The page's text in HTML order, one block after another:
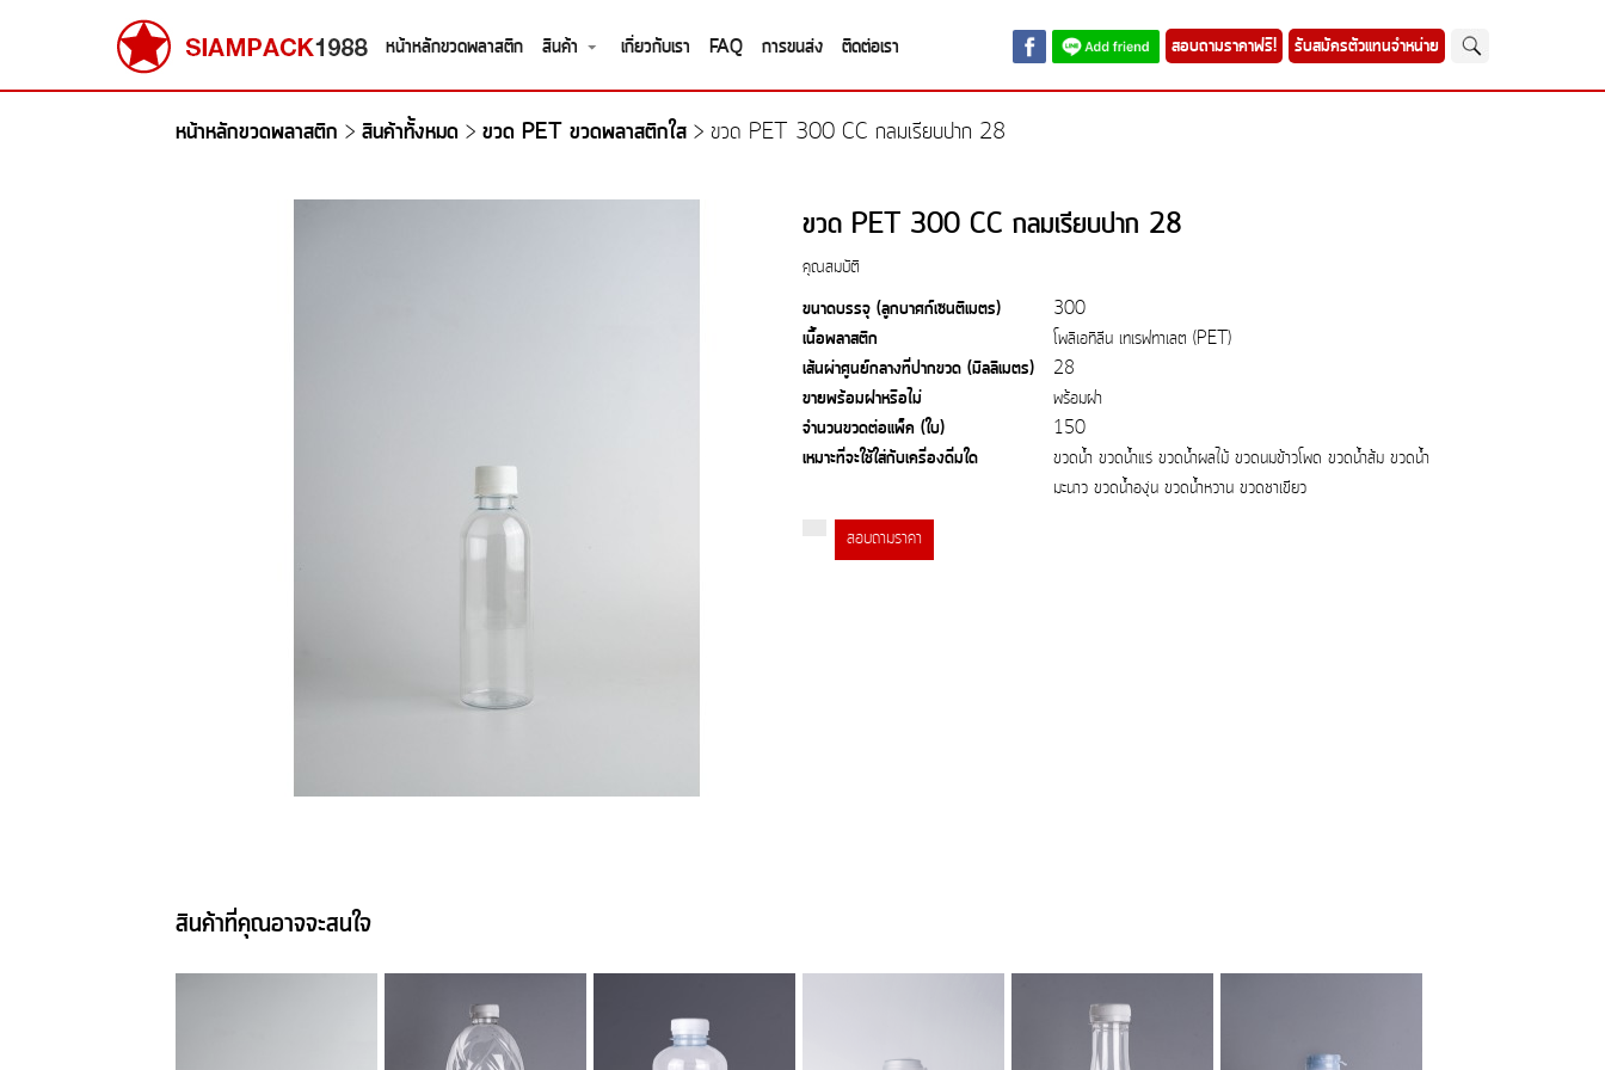
หน้าหลักขวดพลาสติก สินค้า เกี่ยวกับเรา FAQ การขนส่ง ติดต่อเรา สอบถามราคาฟรี! รับสมัครตัวแทนจำหน่าย
หน้าหลักขวดพลาสติก > สินค้าทั้งหมด > ขวด PET ขวดพลาสติกใส > ขวด PET 300 CC กลมเรียบปาก 28
ขวด PET 300 CC กลมเรียบปาก 28
คุณสมบัติ
ขนาดบรรจุ (ลูกบาศก์เซนติเมตร) 300
เนื้อพลาสติก โพลิเอทิลีน เทเรฟทาเลต (PET)
เส้นผ่าศูนย์กลางที่ปากขวด (มิลลิเมตร) 28
ขายพร้อมฝาหรือไม่ พร้อมฝา
จำนวนขวดต่อแพ็ค (ใบ) 150
เหมาะที่จะใช้ใส่กับเครื่องดื่มใด
ขวดน้ำ ขวดน้ำแร่ ขวดน้ำผลไม้ ขวดนมข้าวโพด ขวดน้ำส้ม ขวดน้ำ
มะนาว ขวดน้ำองุ่น ขวดน้ำหวาน ขวดชาเขียว
สอบถามราคา
สินค้าที่คุณอาจจะสนใจ